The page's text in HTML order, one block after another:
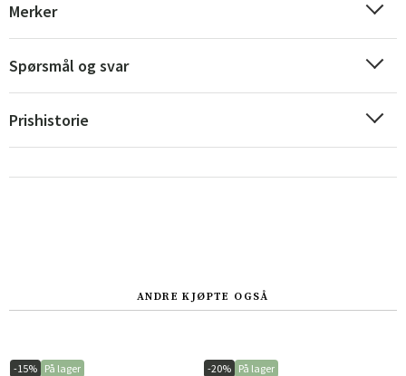
Norge
Suomi
Merker
Spørsmål og svar
Prishistorie
ANDRE KJØPTE OGSÅ
-15% På lager -20% På lager